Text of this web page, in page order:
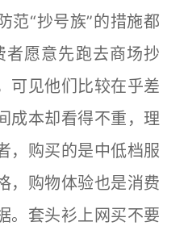
范“抄号族”的措施都
者愿意先跑去商场抄
可见他们比较在乎差
成本却看得不重，理
，购买的是中低档服
，购物体验也是消费
。套头衫上网买不要